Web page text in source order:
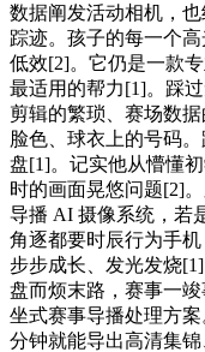
数据阐发活动相机，
踪迹。孩子的每一个
低效[2]。它仍是一款
最适用的帮力[1]。踩
剪辑的繁琐、赛场数
脸色、球衣上的号码
盘[1]。记实他从懵懂
时的画面晃悠问题[2]
导播 AI 摄像系统，若
角逐都要时辰行为手
步步成长、发光发烧
盘而烦末路，赛事一
坐式赛事导播处理方
分钟就能导出高清集